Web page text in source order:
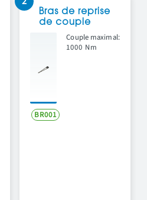
Bras de reprise
de couple
Couple maximal:
1000 Nm
BR001